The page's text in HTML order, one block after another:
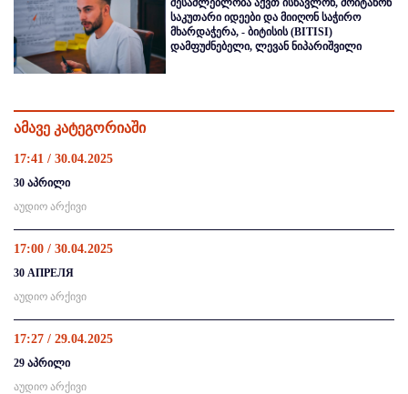
საკუთარი იდეები და მიიღონ საჭირო
მხარდაჭერა, - ბიტისის (BITISI)
დამფუძნებელი, ლევან ნიპარიშვილი
ამავე კატეგორიაში
17:41 / 30.04.2025
30 აპრილი
აუდიო არქივი
17:00 / 30.04.2025
30 АПРЕЛЯ
აუდიო არქივი
17:27 / 29.04.2025
29 აპრილი
აუდიო არქივი